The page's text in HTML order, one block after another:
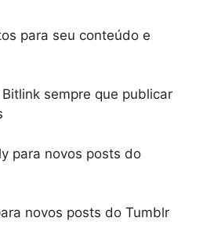
para seu conteúdo e
sempre que publicar
para novos posts do
novos posts do Tumblr